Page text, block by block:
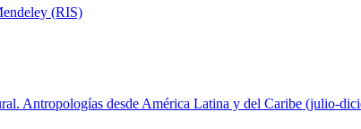
(RIS)
Antropologías desde América Latina y del Caribe (julio-